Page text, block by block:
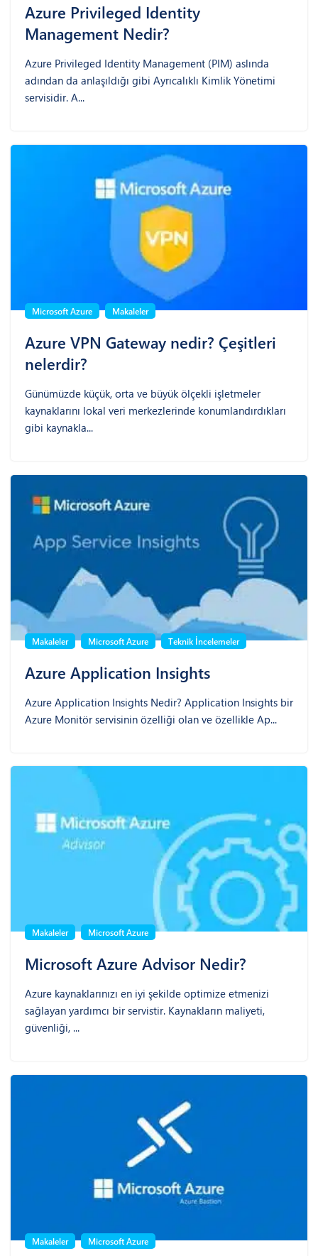
Azure Privileged Identity
Management Nedir?
Azure Privileged Identity Management (PIM) aslında
adından da anlaşıldığı gibi Ayrıcalıklı Kimlik Yönetimi
servisidir. A...
Microsoft Azure Makaleler
Azure VPN Gateway nedir? Çeşitleri
nelerdir?
Günümüzde küçük, orta ve büyük ölçekli işletmeler
kaynaklarını lokal veri merkezlerinde konumlandırdıkları
gibi kaynakla...
Makaleler Microsoft Azure Teknik İncelemeler
Azure Application Insights
Azure Application Insights Nedir? Application Insights bir
Azure Monitör servisinin özelliği olan ve özellikle Ap...
Makaleler Microsoft Azure
Microsoft Azure Advisor Nedir?
Azure kaynaklarınızı en iyi şekilde optimize etmenizi
sağlayan yardımcı bir servistir. Kaynakların maliyeti,
güvenliği, ...
Makaleler Microsoft Azure